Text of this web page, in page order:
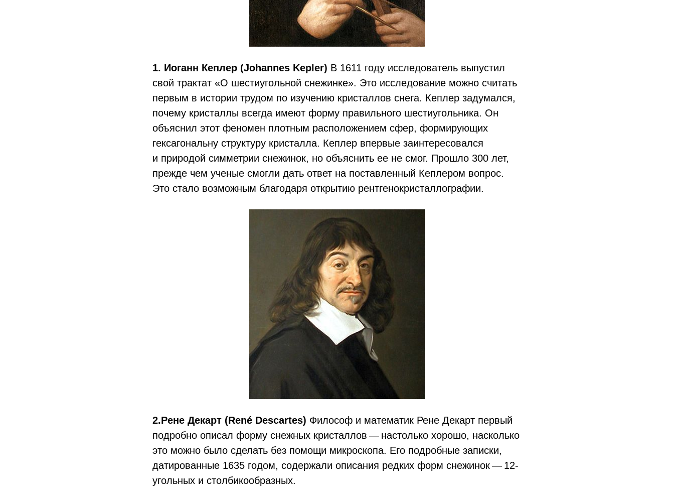
1. Иоганн Кеплер (Johannes Kepler) В 1611 году исследователь выпустил
свой трактат «О шестиугольной снежинке». Это исследование можно считать
первым в истории трудом по изучению кристаллов снега. Кеплер задумался,
почему кристаллы всегда имеют форму правильного шестиугольника. Он
объяснил этот феномен плотным расположением сфер, формирующих
гексагональну структуру кристалла. Кеплер впервые заинтересовался
и природой симметрии снежинок, но объяснить ее не смог. Прошло 300 лет,
прежде чем ученые смогли дать ответ на поставленный Кеплером вопрос.
Это стало возможным благодаря открытию рентгенокристаллографии.
2.Рене Декарт (René Descartes) Философ и математик Рене Декарт первый
подробно описал форму снежных кристаллов — настолько хорошо, насколько
это можно было сделать без помощи микроскопа. Его подробные записки,
датированные 1635 годом, содержали описания редких форм снежинок — 12-
угольных и столбикообразных.